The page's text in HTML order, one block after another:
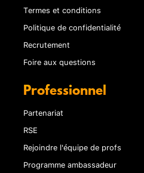
Termes et conditions
Politique de confidentialité
Recrutement
Foire aux questions
Professionnel
Partenariat
RSE
Rejoindre l'équipe de profs
Programme ambassadeur